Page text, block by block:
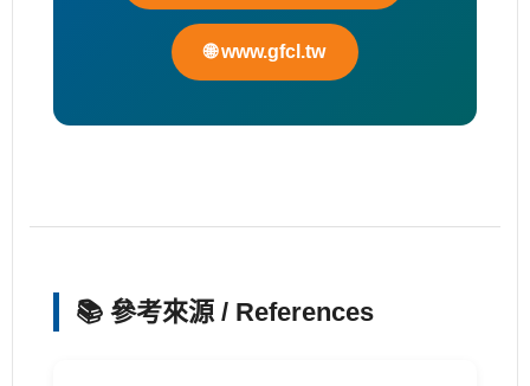
🌐 www.gfcl.tw
📚 參考來源 / References